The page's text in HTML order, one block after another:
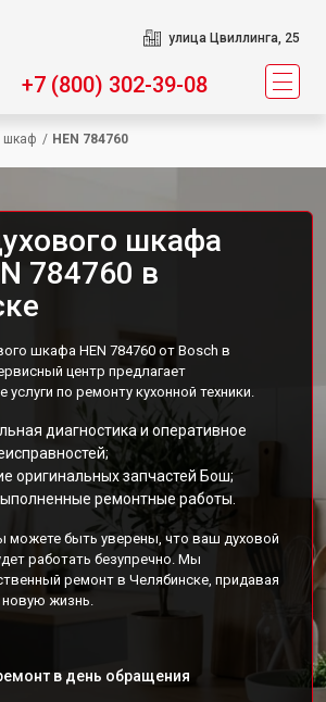
улица Цвиллинга, 25
+7 (800) 302-39-08
шкаф / HEN 784760
шкафа
784760 в
шкафа HEN 784760 от Bosch в
центр предлагает
по ремонту кухонной техники.
диагностика и оперативное
оригинальных запчастей Бош;
ремонтные работы.
можете быть уверены, что ваш духовой
работать безупречно. Мы
ремонт в Челябинске, придавая
жизнь.
в день обращения